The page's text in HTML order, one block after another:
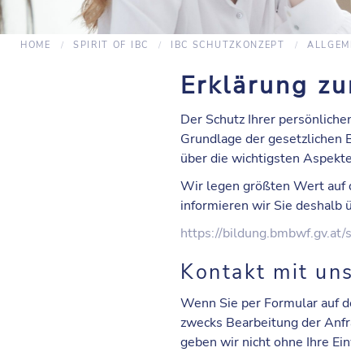
HOME SPIRIT OF IBC IBC SCHUTZKONZEPT
Erklärung
Der Schutz Ihrer
Grundlage der gesetzlichen
über die wichtigsten
Wir legen größten Wert auf
informieren wir Sie deshalb
https://
Kontakt mit uns
Wenn Sie per Formular auf
zwecks Bearbeitung der
geben wir nicht ohne Ihre